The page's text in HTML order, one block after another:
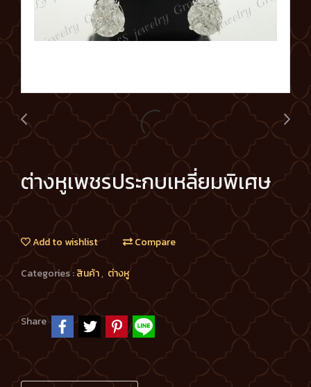
ต่างหูเพชรประกบเหลี่ยมพิเศษ
Add to wishlist Compare
Categories :สินค้า, ต่างหู
Share